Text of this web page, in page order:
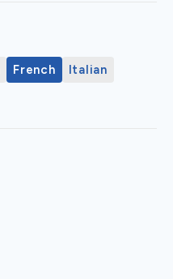
French
Italian